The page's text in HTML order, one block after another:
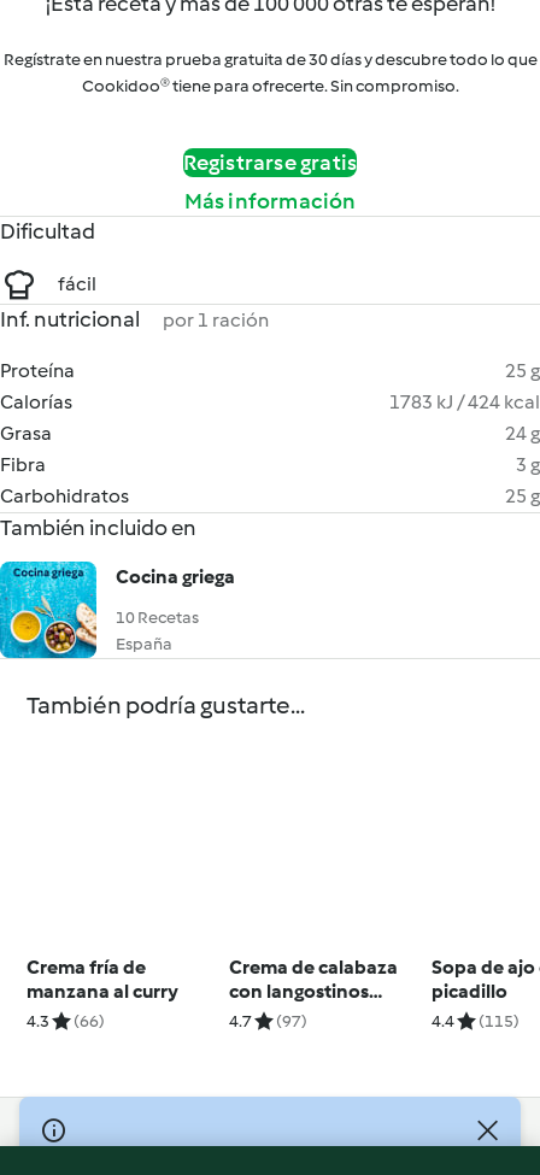
Regístrate en nuestra prueba gratuita de 30 días y descubre todo lo que
Cookidoo® tiene para ofrecerte. Sin compromiso.
Registrarse gratis
Más información
Dificultad
fácil
Inf. nutricional por 1 ración
Proteína
25 g
Calorías
1783 kJ / 424 kcal
Grasa
24 g
Fibra
3 g
Carbohidratos
25 g
También incluido en
Cocina griega
10 Recetas
España
También podría gustarte...
Crema fría de
manzana al curry
4.3 (66)
Crema de calabaza
con langostinos
dorados
4.7 (97)
Sopa de
picadillo
4.4 (115)
© Copyright 2026